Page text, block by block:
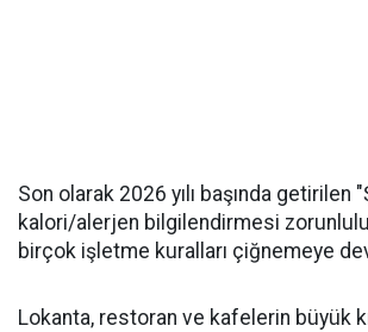
Son olarak 2026 yılı başında
kalori/alerjen bilgilendirmesi
birçok işletme kuralları çiğnemeye
Lokanta, restoran ve kafelerin büyük